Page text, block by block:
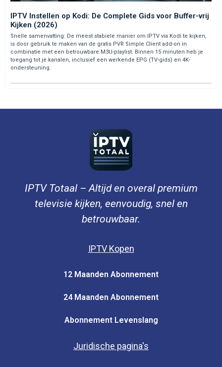
IPTV Instellen op Kodi: De Complete Gids voor Buffer-vrij
Kijken (2026)
Snelle samenvatting: De meest stabiele manier om IPTV via Kodi te kijken,
is door gebruik te maken van de gratis PVR Simple Client add-on in
combinatie met een betrouwbare M3U-playlist. Binnen 15 minuten heb je
toegang tot je kanalen, inclusief een werkende EPG (TV-gids) en 4K-
ondersteuning.
IPTV Totaal – Altijd en overal premium
televisie kijken, eenvoudig, snel en
betrouwbaar.
IPTV Kopen
12 Maanden Abonnement
24 Maanden Abonnement
Abonnement Levenslang
Juridische pagina's